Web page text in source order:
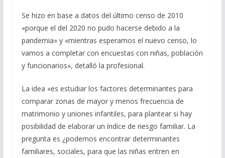
Se hizo en base a datos del último censo de 2010
«porque el del 2020 no pudo hacerse debido a la
pandemia» y «mientras esperamos el nuevo censo, lo
vamos a completar con encuestas con niñas, población
y funcionarios», detalló la profesional.
La idea «es estudiar los factores determinantes para
comparar zonas de mayor y menos frecuencia de
matrimonio y uniones infantiles, para plantear si hay
posibilidad de elaborar un índice de riesgo familiar. La
pregunta es ¿podemos encontrar determinantes
familiares, sociales, para que las niñas entren en